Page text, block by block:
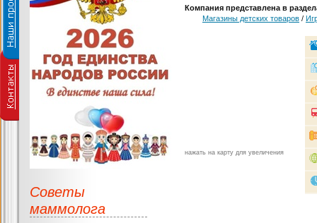
Компания представлена в
Магазины детских товаров /
нажать на карту для увеличения
Советы
маммолога